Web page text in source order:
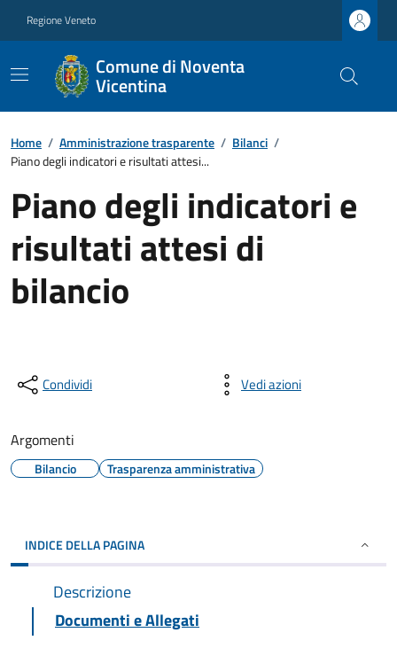
Regione Veneto
Comune di Noventa
Vicentina
Home / Amministrazione trasparente / Bilanci /
Piano degli indicatori e risultati attesi...
Piano degli indicatori e
risultati attesi di
bilancio
Condividi Vedi azioni
Argomenti
Bilancio Trasparenza amministrativa
INDICE DELLA PAGINA
Descrizione
Documenti e Allegati